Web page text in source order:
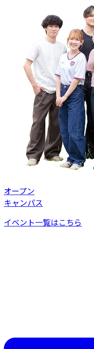
オープン
キャンパス
イベント一覧はこちら